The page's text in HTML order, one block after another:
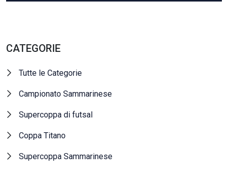
CATEGORIE
Tutte le Categorie
Campionato Sammarinese
Supercoppa di futsal
Coppa Titano
Supercoppa Sammarinese